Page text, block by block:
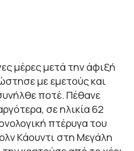
μέρες μετά την άφιξή
με εμετούς και
ποτέ. Πέθανε
σε ηλικία 62
πτέρυγα του
Κάουντι στη Μεγάλη